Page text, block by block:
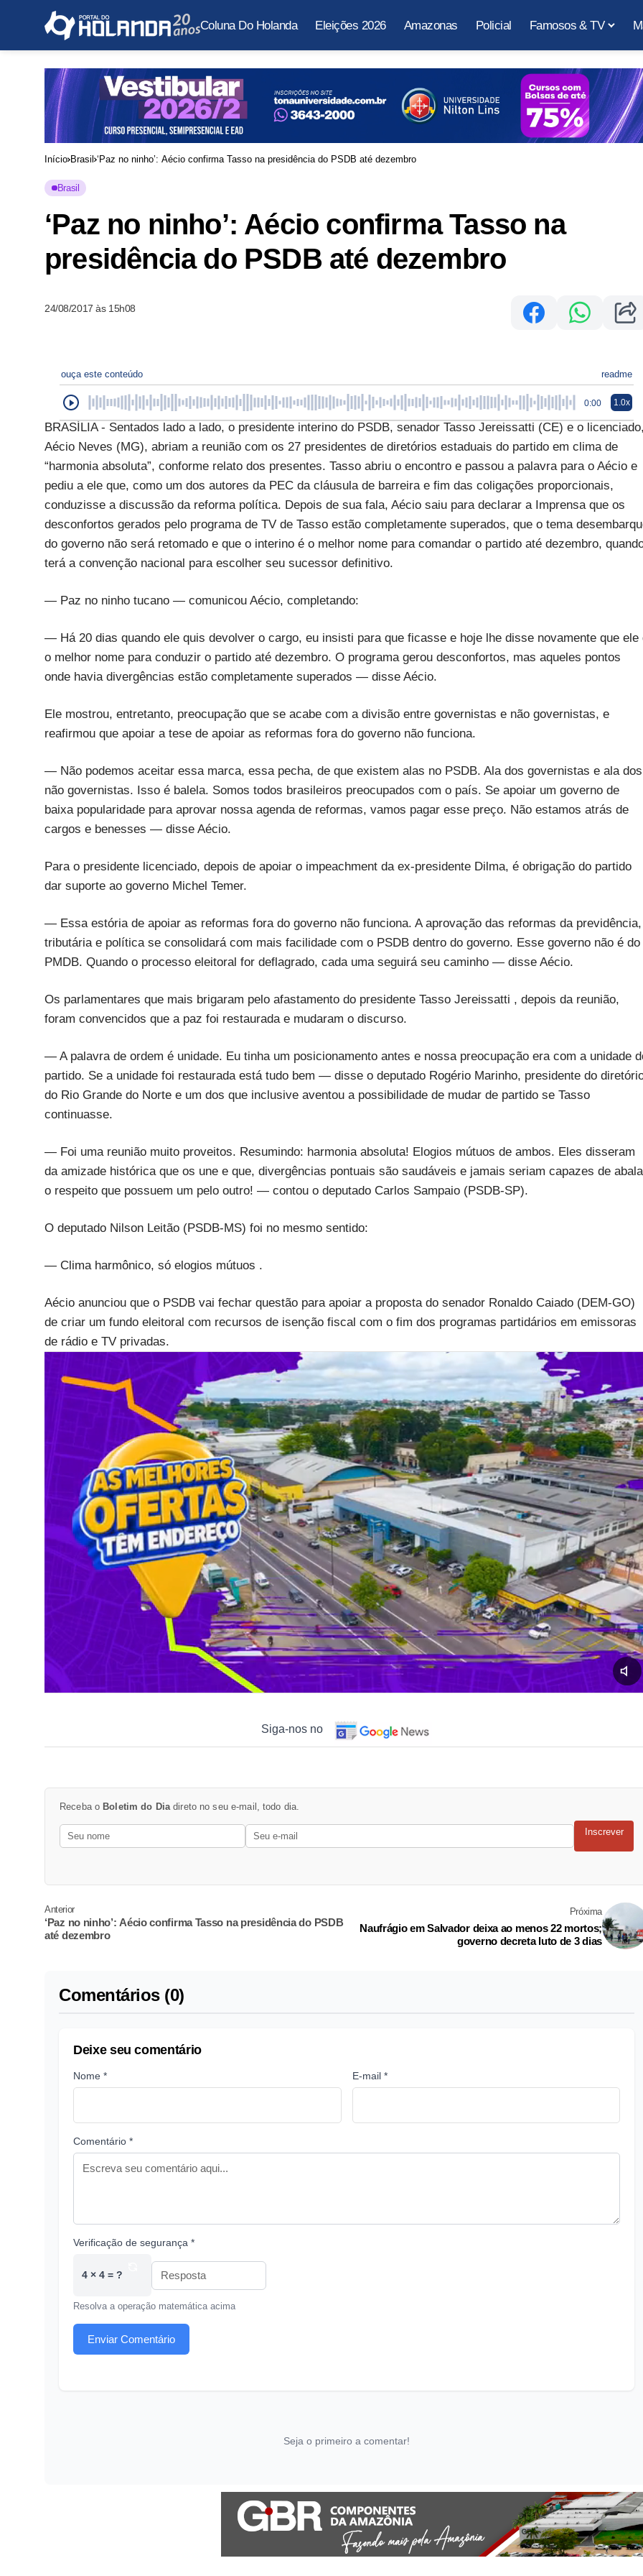
Coluna Do Holanda Eleições 2026 Amazonas Policial Famosos & TV
Início Brasil ‘Paz no ninho’: Aécio confirma Tasso na presidência do PSDB até dezembro
Brasil
‘Paz no ninho’: Aécio confirma Tasso na
presidência do PSDB até dezembro
24/08/2017 às 15h08
ouça este conteúdo readme
0:00 1.0x
BRASÍLIA - Sentados lado a lado, o presidente interino do PSDB, senador Tasso Jereissatti (CE) e o licenciado,
Aécio Neves (MG), abriam a reunião com os 27 presidentes de diretórios estaduais do partido em clima de
“harmonia absoluta”, conforme relato dos presentes. Tasso abriu o encontro e passou a palavra para o Aécio e
pediu a ele que, como um dos autores da PEC da cláusula de barreira e fim das coligações proporcionais,
conduzisse a discussão da reforma política. Depois de sua fala, Aécio saiu para declarar a Imprensa que os
desconfortos gerados pelo programa de TV de Tasso estão completamente superados, que o tema
do governo não será retomado e que o interino é o melhor nome para comandar o partido até dezembro,
terá a convenção nacional para escolher seu sucessor definitivo.
— Paz no ninho tucano — comunicou Aécio, completando:
— Há 20 dias quando ele quis devolver o cargo, eu insisti para que ficasse e hoje lhe disse novamente que ele
o melhor nome para conduzir o partido até dezembro. O programa gerou desconfortos, mas aqueles pontos
onde havia divergências estão completamente superados — disse Aécio.
Ele mostrou, entretanto, preocupação que se acabe com a divisão entre governistas e não governistas, e
reafirmou que apoiar a tese de apoiar as reformas fora do governo não funciona.
— Não podemos aceitar essa marca, essa pecha, de que existem alas no PSDB. Ala dos governistas e ala dos
não governistas. Isso é balela. Somos todos brasileiros preocupados com o país. Se apoiar um governo de
baixa popularidade para aprovar nossa agenda de reformas, vamos pagar esse preço. Não estamos atrás de
cargos e benesses — disse Aécio.
Para o presidente licenciado, depois de apoiar o impeachment da ex-presidente Dilma, é obrigação do partido
dar suporte ao governo Michel Temer.
— Essa estória de apoiar as reformas fora do governo não funciona. A aprovação das reformas da previdência,
tributária e política se consolidará com mais facilidade com o PSDB dentro do governo. Esse governo não é do
PMDB. Quando o processo eleitoral for deflagrado, cada uma seguirá seu caminho — disse Aécio.
Os parlamentares que mais brigaram pelo afastamento do presidente Tasso Jereissatti , depois da reunião,
foram convencidos que a paz foi restaurada e mudaram o discurso.
— A palavra de ordem é unidade. Eu tinha um posicionamento antes e nossa preocupação era com a unidade
partido. Se a unidade foi restaurada está tudo bem — disse o deputado Rogério Marinho, presidente do
do Rio Grande do Norte e um dos que inclusive aventou a possibilidade de mudar de partido se Tasso
continuasse.
— Foi uma reunião muito proveitos. Resumindo: harmonia absoluta! Elogios mútuos de ambos. Eles disseram
da amizade histórica que os une e que, divergências pontuais são saudáveis e jamais seriam capazes de
o respeito que possuem um pelo outro! — contou o deputado Carlos Sampaio (PSDB-SP).
O deputado Nilson Leitão (PSDB-MS) foi no mesmo sentido:
— Clima harmônico, só elogios mútuos .
Aécio anunciou que o PSDB vai fechar questão para apoiar a proposta do senador Ronaldo Caiado (DEM-GO)
de criar um fundo eleitoral com recursos de isenção fiscal com o fim dos programas partidários em emissoras
de rádio e TV privadas.
Siga-nos no
Receba o Boletim do Diadireto no seu e-mail, todo dia.
Inscrever
Anterior
‘Paz no ninho’: Aécio confirma Tasso na presidência do PSDB
até dezembro
Próxima
Naufrágio em Salvador deixa ao menos 22 mortos;
governo decreta luto de 3 dias
Comentários (0)
Deixe seu comentário
Nome * E-mail *
Comentário *
Verificação de segurança *
4 × 4 = ?
Resolva a operação matemática acima
Enviar Comentário
Seja o primeiro a comentar!